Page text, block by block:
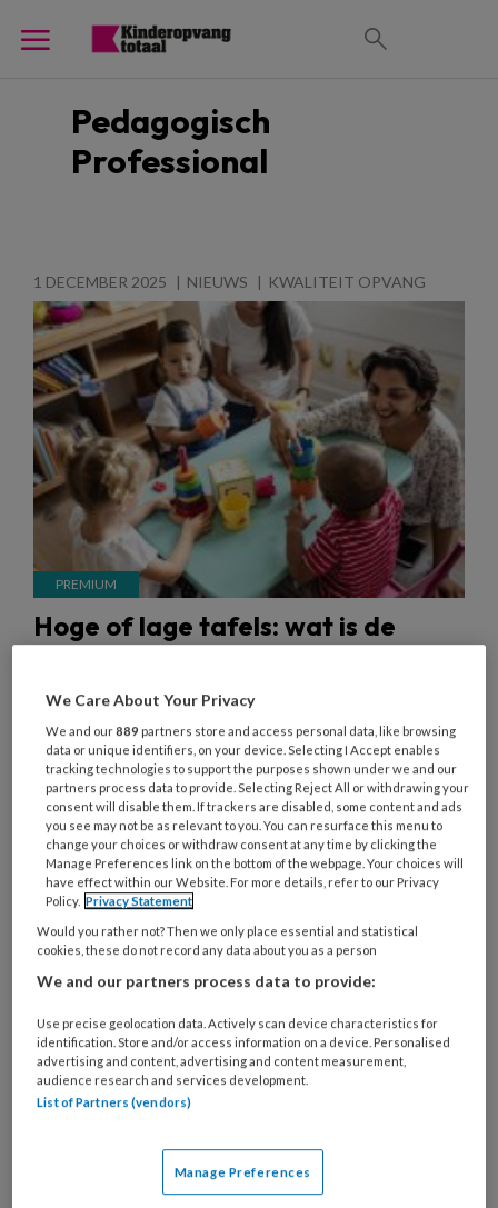
Pedagogisch
Professional
1 DECEMBER 2025 NIEUWS KWALITEIT OPVANG
Hoge of lage tafels: wat is de
Lage tafels waren in de kinderopvang jarenlang
de norm. Kinderen schoven zelf hun stoeltje aan.
Totdat hoge tafels hun intrede deden. Maar wat is
eigenlijk beter voor het kind? En is dat
vanzelfsprekend ook goed voor de pedagogisch
professional?
31 MEI 2025 ACHTERGROND GEZONDHEID
We Care About Your Privacy
We and our889 partners store and access personal data, like browsing
data or unique identifiers, on your device. Selecting I Accept enables
tracking technologies to support the purposes shown under we and our
partners process data to provide. Selecting Reject All or withdrawing your
consent will disable them. If trackers are disabled, some content and ads
you see may not be as relevant to you. You can resurface this menu to
change your choices or withdraw consent at any time by clicking the
Manage Preferences link on the bottom of the webpage. Your choices will
have effect within our Website. For more details, refer to our Privacy
Policy. Privacy Statement
Would you rather not? Then we only place essential and statistical
cookies, these do not record any data about you as a person
We and our partners process data to provide:
Use precise geolocation data. Actively scan device characteristics for
identification. Store and/or access information on a device. Personalised
advertising and content, advertising and content measurement,
audience research and services development.
List of Partners (vendors)
Manage Preferences